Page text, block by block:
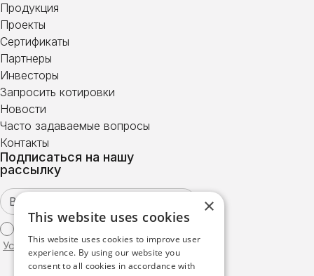
Продукция
Проекты
Сертификаты
Партнеры
Инвесторы
Запросить котировки
Новости
Часто задаваемые вопросы
Контакты
Подписаться на нашу
рассылку
Условиями использования
×
This website uses cookies
This website uses cookies to improve user
experience. By using our website you
consent to all cookies in accordance with